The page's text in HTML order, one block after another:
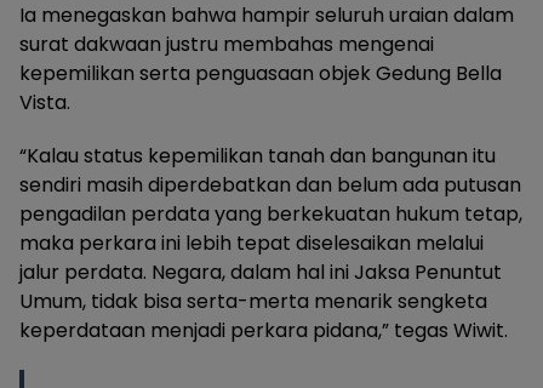
Ia menegaskan bahwa hampir seluruh uraian dalam
surat dakwaan justru membahas mengenai
kepemilikan serta penguasaan objek Gedung Bella
Vista.
“Kalau status kepemilikan tanah dan bangunan itu
sendiri masih diperdebatkan dan belum ada putusan
pengadilan perdata yang berkekuatan hukum tetap,
maka perkara ini lebih tepat diselesaikan melalui
jalur perdata. Negara, dalam hal ini Jaksa Penuntut
Umum, tidak bisa serta-merta menarik sengketa
keperdataan menjadi perkara pidana,” tegas Wiwit.